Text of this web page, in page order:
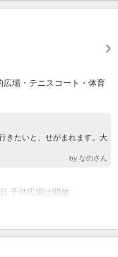
場・テニスコート・体育
きたいと、せがまれます。大
by なのさん
子供広場は開放